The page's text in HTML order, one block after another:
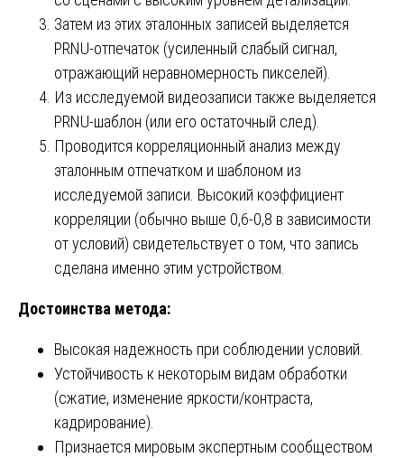
Затем из этих эталонных записей выделяется
PRNU-отпечаток (усиленный слабый сигнал,
отражающий неравномерность пикселей).
Из исследуемой видеозаписи также выделяется
PRNU-шаблон (или его остаточный след).
Проводится корреляционный анализ между
эталонным отпечатком и шаблоном из
исследуемой записи. Высокий коэффициент
корреляции (обычно выше 0,6-0,8 в зависимости
от условий) свидетельствует о том, что запись
сделана именно этим устройством.
Достоинства метода:
Высокая надежность при соблюдении условий.
Устойчивость к некоторым видам обработки
(сжатие, изменение яркости/контраста,
кадрирование).
Признается мировым экспертным сообществом